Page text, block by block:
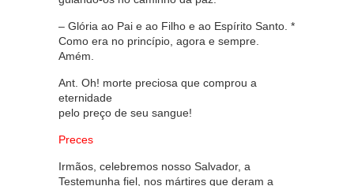
– Glória ao Pai e ao Filho e ao Espírito Santo. *
Como era no princípio, agora e sempre.
Amém.
Ant. Oh! morte preciosa que comprou a
eternidade
pelo preço de seu sangue!
Preces
Irmãos, celebremos nosso Salvador, a
Testemunha fiel, nos mártires que deram a